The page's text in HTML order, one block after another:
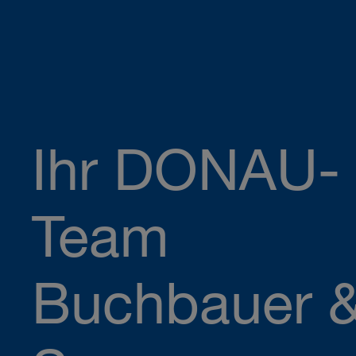
Ihr DONAU-
Team
Buchbauer